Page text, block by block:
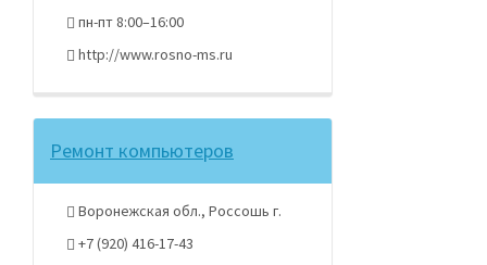
пн-пт 8:00–16:00
http://www.rosno-ms.ru
Ремонт компьютеров
Воронежская обл., Россошь г.
+7 (920) 416-17-43